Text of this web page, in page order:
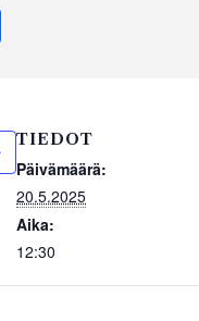
eTIEDOT
Päivämäärä:
20.5.2025
Aika:
12:30